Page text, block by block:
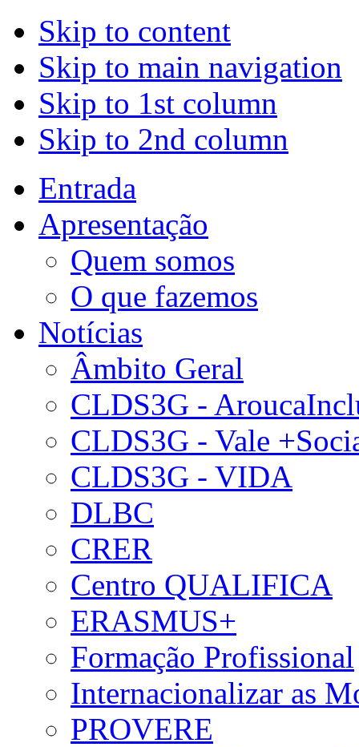
Skip to content
Skip to main navigation
Skip to 1st column
Skip to 2nd column
Entrada
Apresentação
Quem somos
O que fazemos
Notícias
Âmbito Geral
CLDS3G -
CLDS3G - Vale
CLDS3G - VIDA
DLBC
CRER
Centro QUALIFICA
ERASMUS+
Formação Profissional
Internacionalizar as
PROVERE